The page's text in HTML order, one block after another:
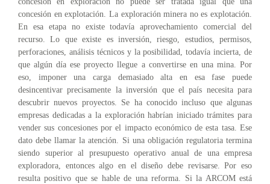
concesión en explotación. La exploración minera no es explotación.
En esa etapa no existe todavía aprovechamiento comercial del
recurso. Lo que existe es inversión, riesgo, estudios, permisos,
perforaciones, análisis técnicos y la posibilidad, todavía incierta, de
que algún día ese proyecto llegue a convertirse en una mina. Por
eso, imponer una carga demasiado alta en esa fase puede
desincentivar precisamente la inversión que el país necesita para
descubrir nuevos proyectos. Se ha conocido incluso que algunas
empresas dedicadas a la exploración habrían iniciado trámites para
vender sus concesiones por el impacto económico de esta tasa. Ese
dato debe llamar la atención. Si una obligación regulatoria termina
siendo superior al presupuesto operativo anual de una empresa
exploradora, entonces algo en el diseño debe revisarse. Por eso
resulta positivo que se hable de una reforma. Si la ARCOM está